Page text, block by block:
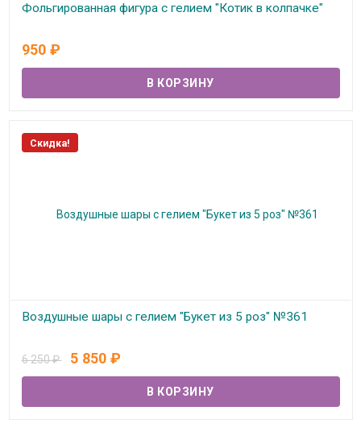
Фольгированная фигура с гелием "Котик в колпачке"
950 ₽
Скидка!
Воздушные шары с гелием "Букет из 5 роз" №361
6 250₽ 5 850 ₽